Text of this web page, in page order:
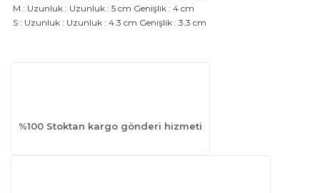
M : Uzunluk : Uzunluk : 5 cm Genişlik : 4 cm
S : Uzunluk : Uzunluk : 4.3 cm Genişlik : 3.3 cm
%100 Stoktan kargo gönderi hizmeti